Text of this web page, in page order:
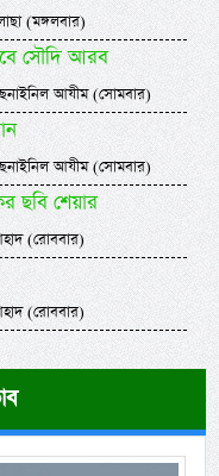
(মঙ্গলবার)
সৌদি আরব
আযীম (সোমবার)
আযীম (সোমবার)
ছবি শেয়ার
(রোববার)
(রোববার)